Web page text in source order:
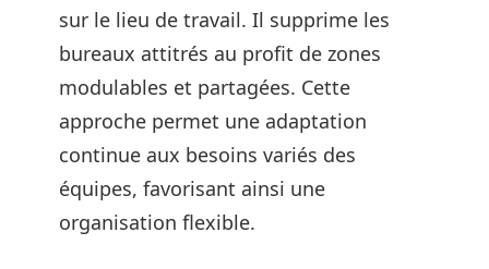
sur le lieu de travail. Il supprime les
bureaux attitrés au profit de zones
modulables et partagées. Cette
approche permet une adaptation
continue aux besoins variés des
équipes, favorisant ainsi une
organisation flexible.